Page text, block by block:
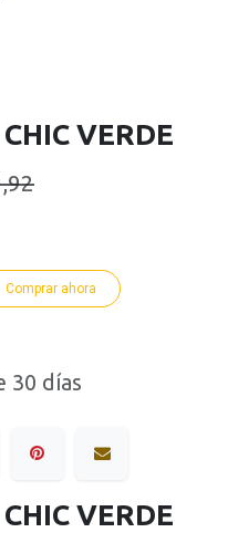
VERDE
Comprar ahora
30 días
VERDE